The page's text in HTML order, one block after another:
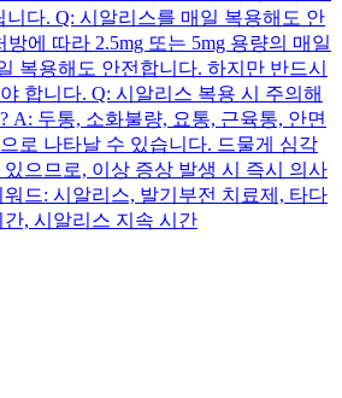
다. Q: 시알리스를 매일 복용해도 안
에 따라 2.5mg 또는 5mg 용량의 매일
복용해도 안전합니다. 하지만 반드시
합니다. Q: 시알리스 복용 시 주의해
A: 두통, 소화불량, 요통, 근육통, 안면
로 나타날 수 있습니다. 드물게 심각
으므로, 이상 증상 발생 시 즉시 의사
드: 시알리스, 발기부전 치료제, 타다
, 시알리스 지속 시간